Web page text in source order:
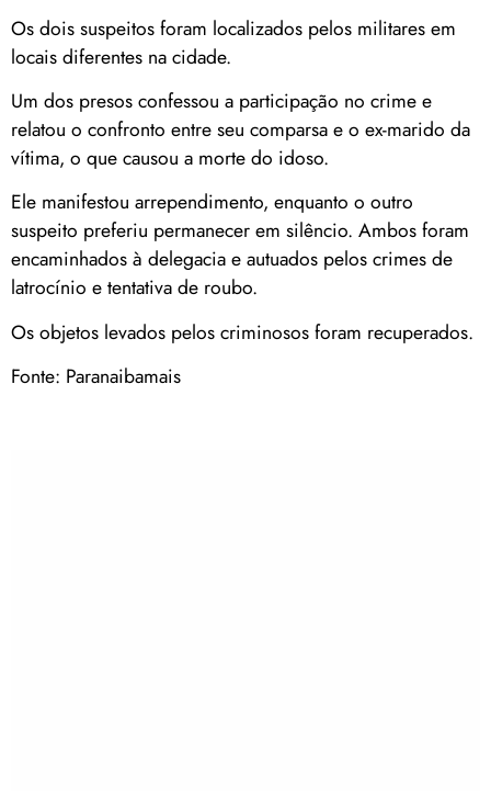
Os dois suspeitos foram localizados pelos militares em
locais diferentes na cidade.
Um dos presos confessou a participação no crime e
relatou o confronto entre seu comparsa e o ex-marido da
vítima, o que causou a morte do idoso.
Ele manifestou arrependimento, enquanto o outro
suspeito preferiu permanecer em silêncio. Ambos foram
encaminhados à delegacia e autuados pelos crimes de
latrocínio e tentativa de roubo.
Os objetos levados pelos criminosos foram recuperados.
Fonte: Paranaibamais